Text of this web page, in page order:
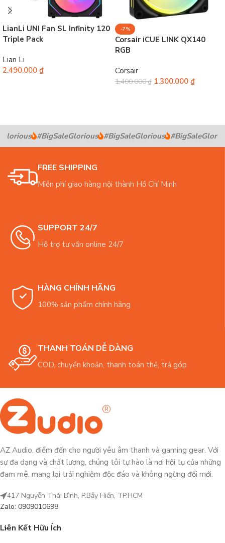
LianLi UNI Fan SL Infinity 120
Triple Pack
Lian Li
2.490.000 ₫
-7%
Corsair iCUE LINK QX140
RGB
Corsair
1.400.000₫ 1.300.000 ₫
#BigSaleGlorious #BigSaleGlorious
FREE SHIPPING
Miễn phí giao hàng nội thành Hồ Chí Minh
SUPPORT 24/7
Hỗ trợ tư vấn online 24/7
HÀNG CHÍNH HÃNG
100% sản phẩm chính hãng
THANH TOÁN DỄ DÀNG
COD, chuyển khoản, thanh toán thẻ, trả góp
AZ Audio, điểm đến cho người yêu âm thanh và gaming gear. Với
sự đa dạng và chất lượng, chúng tôi tự hào là nơi hội tụ của những
đam mê, mang lại trải nghiệm độc đáo và không ngừng đổi mới.
417 Nguyễn Thái Bình, P.Bảy Hiền, TP.HCM
Zalo: 0909010698
Liên Kết Hữu Ích